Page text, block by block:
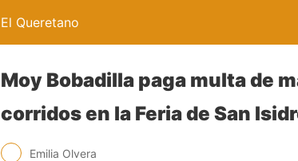
El Queretano
Moy Bobadilla paga multa de
corridos en la Feria de San
Emilia Olvera